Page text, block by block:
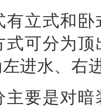
有立式和
式可分为
进水、右
主要是对